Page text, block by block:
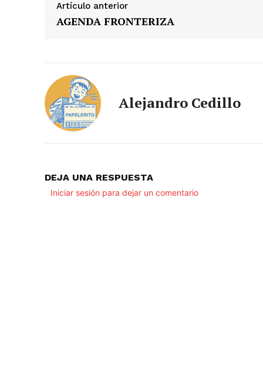
Artículo anterior
AGENDA FRONTERIZA
Alejandro Cedillo
DEJA UNA RESPUESTA
Iniciar sesión para dejar un comentario